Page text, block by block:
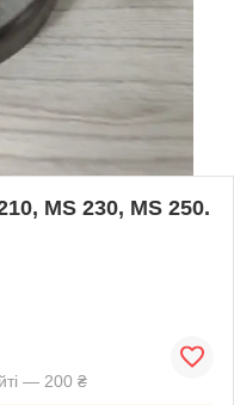
MS 230, MS 250.
— 200 ₴